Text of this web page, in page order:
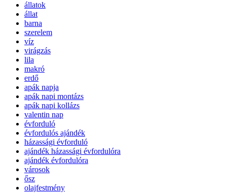
állatok
állat
barna
szerelem
víz
virágzás
lila
makró
erdő
apák napja
apák napi montázs
apák napi kollázs
valentin nap
évforduló
évfordulós ajándék
házassági évforduló
ajándék házassági évfordulóra
ajándék évfordulóra
városok
ősz
olajfestmény